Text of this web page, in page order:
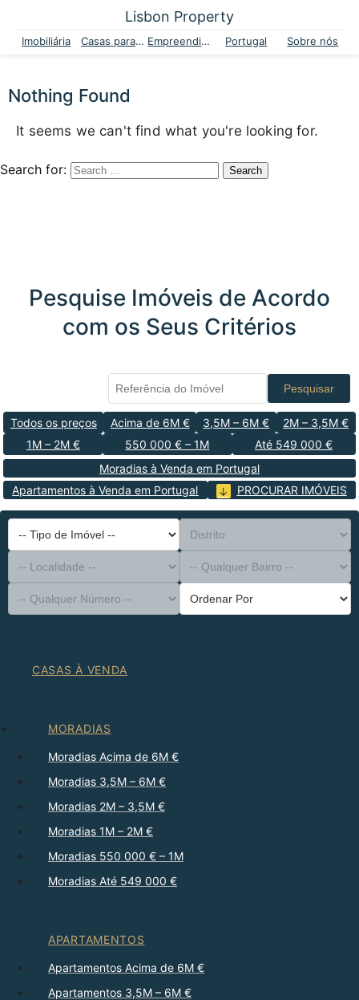
Lisbon Property
Imobiliária Casas para venda Empreendimentos Portugal Sobre nós
Nothing Found
It seems we can't find what you're looking for.
Search for:
Pesquise Imóveis de Acordo
com os Seus Critérios
Pesquisar
Todos os preços Acima de 6M € 3,5M – 6M €
2M – 3,5M €
1M – 2M €
550 000 € – 1M
Até 549 000 €
Moradias à Venda em Portugal
Apartamentos à Venda em Portugal
PROCURAR IMÓVEIS
-- Tipo de Imóvel --
Distrito
-- Localidade --
-- Qualquer Bairro --
-- Qualquer Número --
Ordenar Por
CASAS À VENDA
MORADIAS
Moradias Acima de 6M €
Moradias 3,5M – 6M €
Moradias 2M – 3,5M €
Moradias 1M – 2M €
Moradias 550 000 € – 1M
Moradias Até 549 000 €
APARTAMENTOS
Apartamentos Acima de 6M €
Apartamentos 3,5M – 6M €